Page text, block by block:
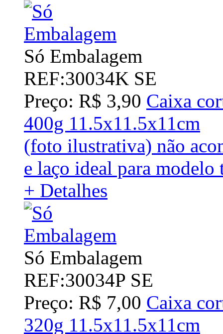
Só Embalagem
REF:30034K SE
Preço: R$ 3,90 Caixa
400g 11.5x11.5x11cm
(foto ilustrativa) não
e laço ideal para
+ Detalhes
Só Embalagem
REF:30034P SE
Preço: R$ 7,00 Caixa
320g 11.5x11.5x11cm